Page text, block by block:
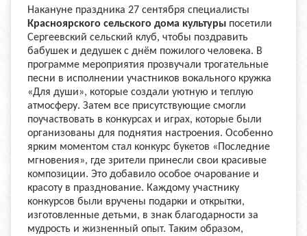
Накануне праздника 27 сентября специалисты
Красноярского сельского дома культуры посетили
Сергеевский сельский клуб, чтобы поздравить
бабушек и дедушек с днём пожилого человека. В
программе мероприятия прозвучали трогательные
песни в исполнении участников вокального кружка
«Для души», которые создали уютную и теплую
атмосферу. Затем все присутствующие смогли
поучаствовать в конкурсах и играх, которые были
организованы для поднятия настроения. Особенно
ярким моментом стал конкурс букетов «Последние
мгновения», где зрители принесли свои красивые
композиции. Это добавило особое очарование и
красоту в празднование. Каждому участнику
конкурсов были вручены подарки и открытки,
изготовленные детьми, в знак благодарности за
мудрость и жизненный опыт. Таким образом,